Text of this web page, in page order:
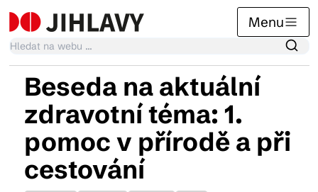
Menu
Kalendář akcí
Tradiční akce
Beseda na aktuální
zdravotní téma: 1.
pomoc v přírodě a při
cestování